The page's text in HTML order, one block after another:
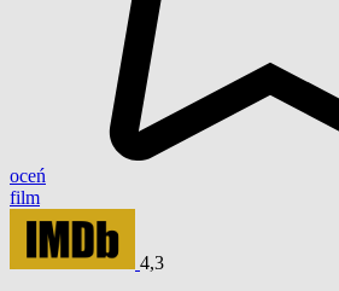
oceń
film
4,3